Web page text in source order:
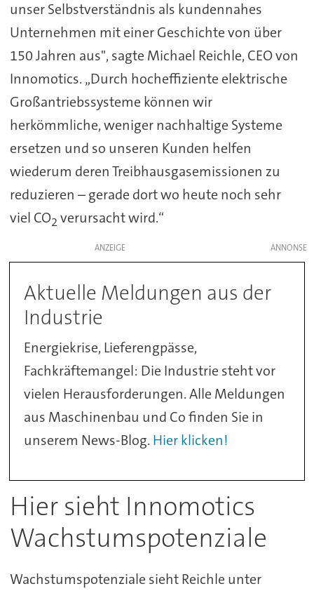
unser Selbstverständnis als kundennahes
Unternehmen mit einer Geschichte von über
150 Jahren aus", sagte Michael Reichle, CEO von
Innomotics. „Durch hocheffiziente elektrische
Großantriebssysteme können wir
herkömmliche, weniger nachhaltige Systeme
ersetzen und so unseren Kunden helfen
wiederum deren Treibhausgasemissionen zu
reduzieren – gerade dort wo heute noch sehr
viel CO2 verursacht wird.“
ANZEIGE
Aktuelle Meldungen aus der
Industrie
Energiekrise, Lieferengpässe,
Fachkräftemangel: Die Industrie steht vor
vielen Herausforderungen. Alle Meldungen
aus Maschinenbau und Co finden Sie in
unserem News-Blog. Hier klicken!
Hier sieht Innomotics
Wachstumspotenziale
Wachstumspotenziale sieht Reichle unter